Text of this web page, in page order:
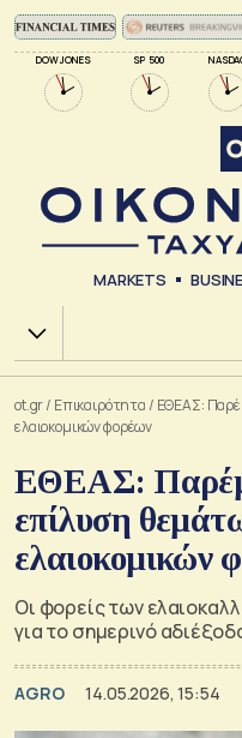
DOW JONES SP 500
MARKETS
Χ.Α.
ot.gr/ Επικαιρότητα / ΕΘΕΑΣ:
ελαιοκομικών φορέων
ΕΘΕΑΣ:
επίλυση
ελαιοκομικών
Οι φορείς των
για το σημερινό
AGRO 14.05.2026, 15:54